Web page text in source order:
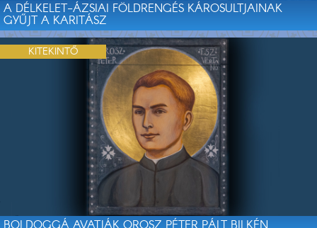
A DÉLKELET-ÁZSIAI FÖLDRENGÉS KÁROSULTJAINAK
GYŰJT A KARITÁSZ
KITEKINTŐ